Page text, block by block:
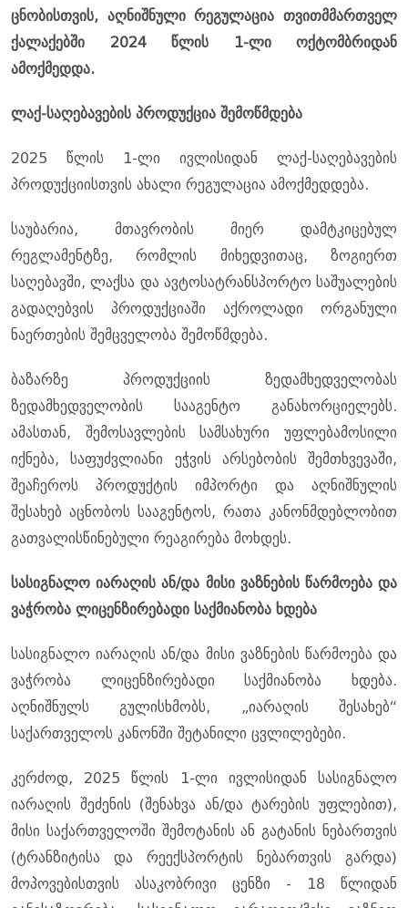
ცნობისთვის, აღნიშნული რეგულაცია თვითმმართველ
ქალაქებში 2024 წლის 1-ლი ოქტომბრიდან
ამოქმედდა.
ლაქ-საღებავების პროდუქცია შემოწმდება
2025 წლის 1-ლი ივლისიდან ლაქ-საღებავების
პროდუქციისთვის ახალი რეგულაცია ამოქმედდება.
საუბარია, მთავრობის მიერ დამტკიცებულ
რეგლამენტზე, რომლის მიხედვითაც, ზოგიერთ
საღებავში, ლაქსა და ავტოსატრანსპორტო საშუალების
გადაღებვის პროდუქციაში აქროლადი ორგანული
ნაერთების შემცველობა შემოწმდება.
ბაზარზე პროდუქციის ზედამხედველობას
ზედამხედველობის სააგენტო განახორციელებს.
ამასთან, შემოსავლების სამსახური უფლებამოსილი
იქნება, საფუძვლიანი ეჭვის არსებობის შემთხვევაში,
შეაჩეროს პროდუქტის იმპორტი და აღნიშნულის
შესახებ აცნობოს სააგენტოს, რათა კანონმდებლობით
გათვალისწინებული რეაგირება მოხდეს.
სასიგნალო იარაღის ან/და მისი ვაზნების წარმოება და
ვაჭრობა ლიცენზირებადი საქმიანობა ხდება
სასიგნალო იარაღის ან/და მისი ვაზნების წარმოება და
ვაჭრობა ლიცენზირებადი საქმიანობა ხდება.
აღნიშნულს გულისხმობს, „იარაღის შესახებ“
საქართველოს კანონში შეტანილი ცვლილებები.
კერძოდ, 2025 წლის 1-ლი ივლისიდან სასიგნალო
იარაღის შეძენის (შენახვა ან/და ტარების უფლებით),
მისი საქართველოში შემოტანის ან გატანის ნებართვის
(ტრანზიტისა და რეექსპორტის ნებართვის გარდა)
მოპოვებისთვის ასაკობრივი ცენზი - 18 წლიდან